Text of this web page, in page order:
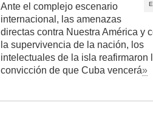
Ante el complejo escenario
internacional, las amenazas
directas contra Nuestra América y
la supervivencia de la nación, los
intelectuales de la isla reafirmaron
convicción de que Cuba vencerá»